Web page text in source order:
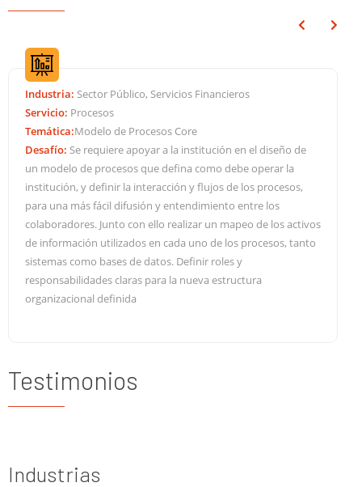
Industria: Sector Público, Servicios Financieros
Servicio: Procesos
Temática:Modelo de Procesos Core
Desafío: Se requiere apoyar a la institución en el diseño de
un modelo de procesos que defina como debe operar la
institución, y definir la interacción y flujos de los procesos,
para una más fácil difusión y entendimiento entre los
colaboradores. Junto con ello realizar un mapeo de los activos
de información utilizados en cada uno de los procesos, tanto
sistemas como bases de datos. Definir roles y
responsabilidades claras para la nueva estructura
organizacional definida
Testimonios
Industrias